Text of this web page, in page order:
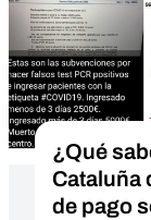
¿Qué
Cataluña
de pago